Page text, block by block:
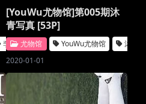
李宓儿
[YouWu尤物馆]第005期沐
青写真 [53P]
尤物馆 YouWu尤物馆
沐青
2020-01-01